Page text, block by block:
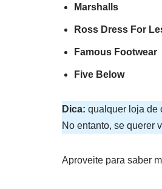
Marshalls
Ross Dress For
Famous Footwear
Five Below
Dica: qualquer loja de
No entanto, se querer
Aproveite para saber